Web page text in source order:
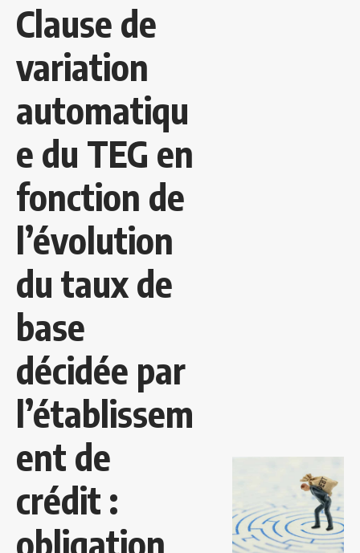
Clause de
variation
automatiqu
e du TEG en
fonction de
l’évolution
du taux de
base
décidée par
l’établissem
ent de
crédit :
obligation